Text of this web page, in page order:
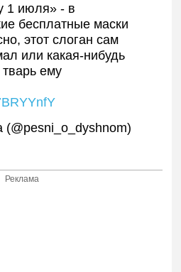
1 июля» - в
бесплатные маски
этот слоган сам
или какая-нибудь
ему
Реклама